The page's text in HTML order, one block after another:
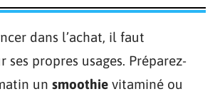
dans l’achat, il faut
ses propres usages. Préparez-
un smoothie vitaminé ou